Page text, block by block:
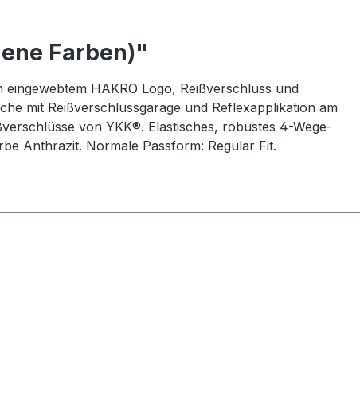
Farben)"
HAKRO Logo, Reißverschluss und
mit Reißverschlussgarage und Reflexapplikation am
von YKK®. Elastisches, robustes 4-Wege-
Anthrazit. Normale Passform: Regular Fit.